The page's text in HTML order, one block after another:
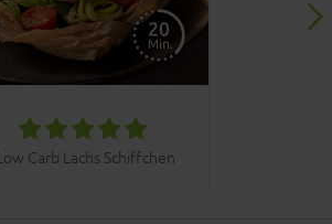
Carb Lachs Schiffchen